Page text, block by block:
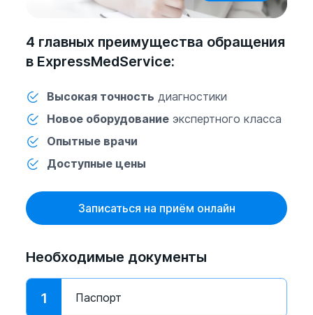
4 главных преимущества обращения
в ExpressMedService:
Высокая точность диагностики
Новое оборудование экспертного класса
Опытные врачи
Доступные цены
Записаться на приём онлайн
Необходимые документы
1 Паспорт